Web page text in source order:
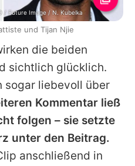
die beiden
sichtlich glücklich.
sogar liebevoll über
Kommentar ließ
folgen – sie setzte
unter den Beitrag.
anschließend in
/ Future Image / N. Kubelka
und Tijan Njie